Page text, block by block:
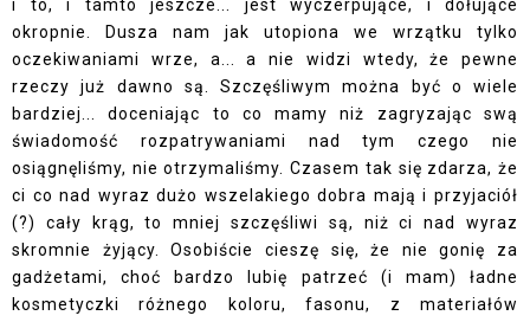
i to, i tamto jeszcze... jest wyczerpujące, i dołujące
okropnie. Dusza nam jak utopiona we wrzątku tylko
oczekiwaniami wrze, a... a nie widzi wtedy, że pewne
rzeczy już dawno są. Szczęśliwym można być o wiele
bardziej... doceniając to co mamy niż zagryzając swą
świadomość rozpatrywaniami nad tym czego nie
osiągnęliśmy, nie otrzymaliśmy. Czasem tak się zdarza, że
ci co nad wyraz dużo wszelakiego dobra mają i przyjaciół
(?) cały krąg, to mniej szczęśliwi są, niż ci nad wyraz
skromnie żyjący. Osobiście cieszę się, że nie gonię za
gadżetami, choć bardzo lubię patrzeć (i mam) ładne
kosmetyczki różnego koloru, fasonu, z materiałów